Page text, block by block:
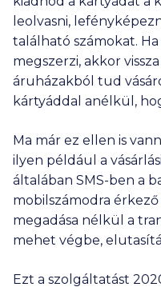
leolvasni,
található számokat.
megszerzi, akkor
áruházakból tud
kártyáddal anélkül,
Ma már ez ellen is
ilyen például a
általában SMS-ben a
mobilszámodra
megadása nélkül a
mehet végbe,
Ezt a szolgáltatást